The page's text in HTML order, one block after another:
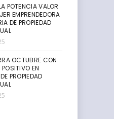
POTENCIA VALOR
EMPRENDEDORA
DE PROPIEDAD
OCTUBRE CON
EN
PROPIEDAD